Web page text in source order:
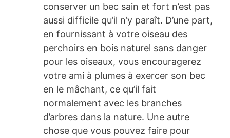
conserver un bec sain et fort n’est pas
aussi difficile qu’il n’y paraît. D’une part,
en fournissant à votre oiseau des
perchoirs en bois naturel sans danger
pour les oiseaux, vous encouragerez
votre ami à plumes à exercer son bec
en le mâchant, ce qu’il fait
normalement avec les branches
d’arbres dans la nature. Une autre
chose que vous pouvez faire pour